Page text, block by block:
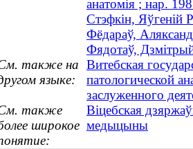
анатомія ; нар.
Стэфкін, Яўгеній
Фёдараў,
Фядотаў,
также на
языке:
Витебская
патологической
заслуженного
также
широкое
Віцебская
медыцыны